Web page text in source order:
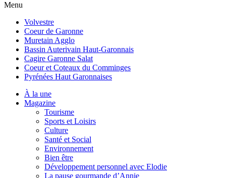
Menu
Volvestre
Coeur de Garonne
Muretain Agglo
Bassin Auterivain Haut-Garonnais
Cagire Garonne Salat
Coeur et Coteaux du Comminges
Pyrénées Haut Garonnaises
À la une
Magazine
Tourisme
Sports et Loisirs
Culture
Santé et Social
Environnement
Bien être
Développement personnel avec Elodie
La pause gourmande d’Annie